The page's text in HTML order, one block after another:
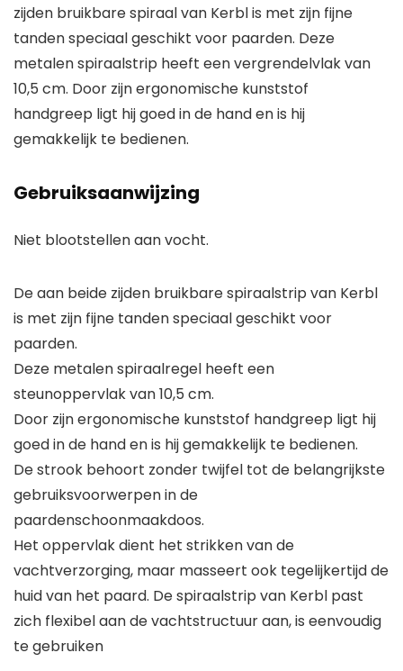
zijden bruikbare spiraal van Kerbl is met zijn fijne
tanden speciaal geschikt voor paarden. Deze
metalen spiraalstrip heeft een vergrendelvlak van
10,5 cm. Door zijn ergonomische kunststof
handgreep ligt hij goed in de hand en is hij
gemakkelijk te bedienen.
Gebruiksaanwijzing
Niet blootstellen aan vocht.
De aan beide zijden bruikbare spiraalstrip van Kerbl
is met zijn fijne tanden speciaal geschikt voor
paarden.
Deze metalen spiraalregel heeft een
steunoppervlak van 10,5 cm.
Door zijn ergonomische kunststof handgreep ligt hij
goed in de hand en is hij gemakkelijk te bedienen.
De strook behoort zonder twijfel tot de belangrijkste
gebruiksvoorwerpen in de
paardenschoonmaakdoos.
Het oppervlak dient het strikken van de
vachtverzorging, maar masseert ook tegelijkertijd de
huid van het paard. De spiraalstrip van Kerbl past
zich flexibel aan de vachtstructuur aan, is eenvoudig
te gebruiken